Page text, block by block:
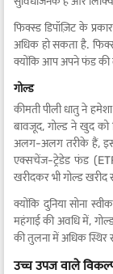
फिक्स्ड डिपॉज़िट के
अधिक हो सकता है.
क्योंकि आप अपने फंड की
गोल्ड
कीमती पीली धातु ने
बावजूद, गोल्ड ने खुद को
अलग-अलग तरीके हैं,
एक्सचेंज-ट्रेडेड फंड
खरीदकर भी गोल्ड
क्योंकि दुनिया सोना
महंगाई की अवधि में,
की तुलना में अधिक स्थिर
उच्च उपज वाले